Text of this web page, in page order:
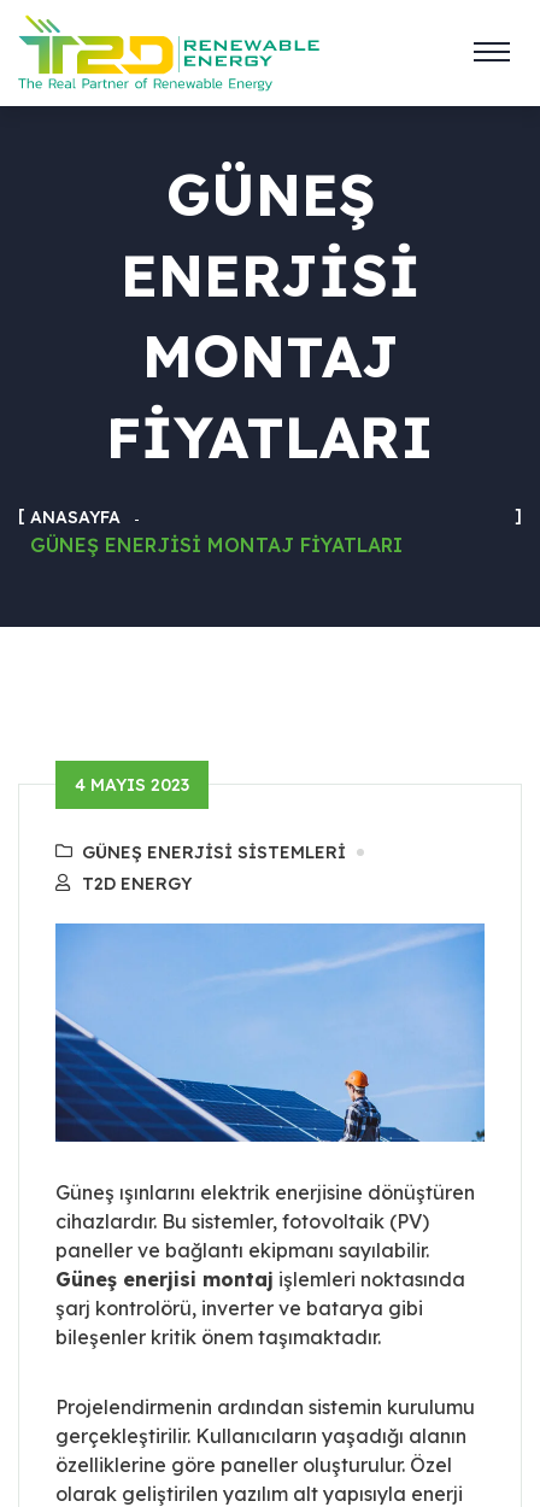
GÜNEŞ
ENERJISI
MONTAJ
FIYATLARI
ANASAYFA
GÜNEŞ ENERJISI MONTAJ FIYATLARI
4 MAYIS 2023
GÜNEŞ ENERJISI SISTEMLERI
T2D ENERGY
Güneş ışınlarını elektrik enerjisine dönüştüren
cihazlardır. Bu sistemler, fotovoltaik (PV)
paneller ve bağlantı ekipmanı sayılabilir.
Güneş enerjisi montaj işlemleri noktasında
şarj kontrolörü, inverter ve batarya gibi
bileşenler kritik önem taşımaktadır.
Projelendirmenin ardından sistemin kurulumu
gerçekleştirilir. Kullanıcıların yaşadığı alanın
özelliklerine göre paneller oluşturulur. Özel
olarak geliştirilen yazılım alt yapısıyla enerji